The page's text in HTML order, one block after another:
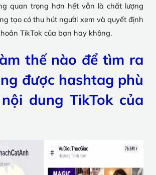
quan trọng hơn hết vẫn là chất lượng
tạo có thu hút người xem và quyết định
TikTok của bạn hay không.
thế nào để tìm ra
được hashtag phù
dung TikTok của